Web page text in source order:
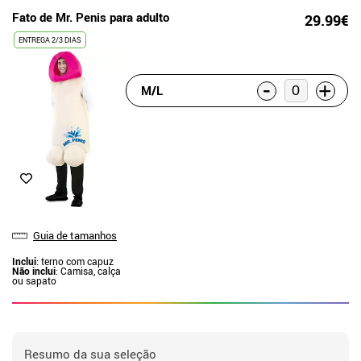
Fato de Mr. Penis para adulto 29.99€
ENTREGA 2/3 DIAS
Guia de tamanhos
Inclui: terno com capuz
Não inclui: Camisa, calça
ou sapato
M/L - +
Resumo da sua seleção